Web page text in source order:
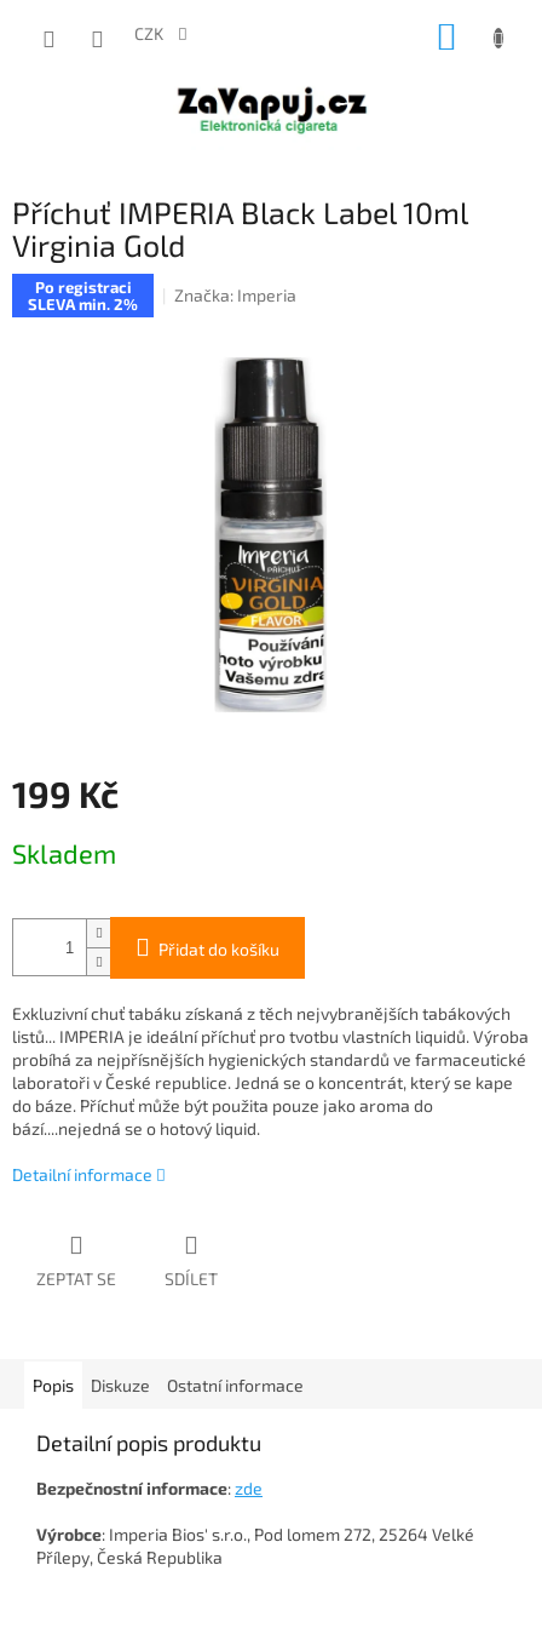
CZK
Příchuť IMPERIA Black Label 10ml
Virginia Gold
Po registraci
SLEVA min. 2%
Značka: Imperia
199 Kč
cena:
Skladem
Přidat do košíku
Exkluzivní chuť tabáku získaná z těch nejvybranějších tabákových
listů... IMPERIA je ideální příchuť pro tvotbu vlastních liquidů. Výroba
probíhá za nejpřísnějších hygienických standardů ve farmaceutické
laboratoři v České republice. Jedná se o koncentrát, který se kape
do báze. Příchuť může být použita pouze jako aroma do
bází....nejedná se o hotový liquid.
Detailní informace
ZEPTAT SE SDÍLET
Popis Diskuze Ostatní informace
Detailní popis produktu
Bezpečnostní informace:zde
Výrobce: Imperia Bios' s.r.o., Pod lomem 272, 25264 Velké
Přílepy, Česká Republika